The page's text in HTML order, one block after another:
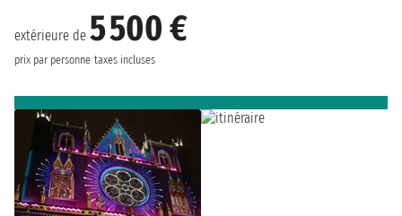
extérieure de 5 500 €
prix par personne taxes incluses